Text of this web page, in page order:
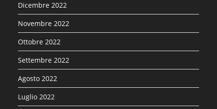
Dicembre 2022
Novembre 2022
Ottobre 2022
Settembre 2022
Agosto 2022
Luglio 2022